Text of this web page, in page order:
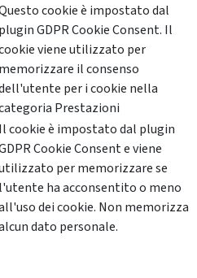
cookie è impostato dal
plugin GDPR Cookie Consent. Il
viene utilizzato per
memorizzare il consenso
per i cookie nella
Prestazioni
Il cookie è impostato dal plugin
Cookie Consent e viene
per memorizzare se
l'utente ha acconsentito o meno
dei cookie. Non memorizza
dato personale.